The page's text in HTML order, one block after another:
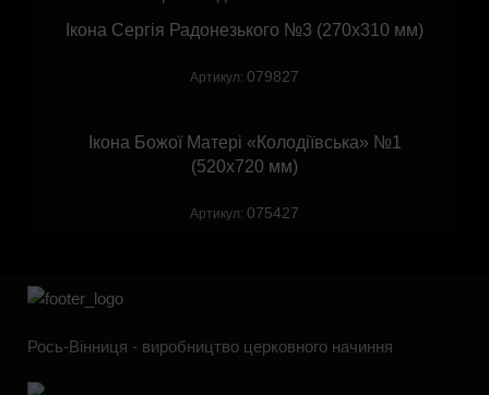
Ікона Сергія Радонезького №3 (270х310 мм)
Артикул: 079827
Ікона Божої Матері «Колодіївська» №1
(520х720 мм)
Артикул: 075427
Рось-Вінниця - виробництво церковного начиння